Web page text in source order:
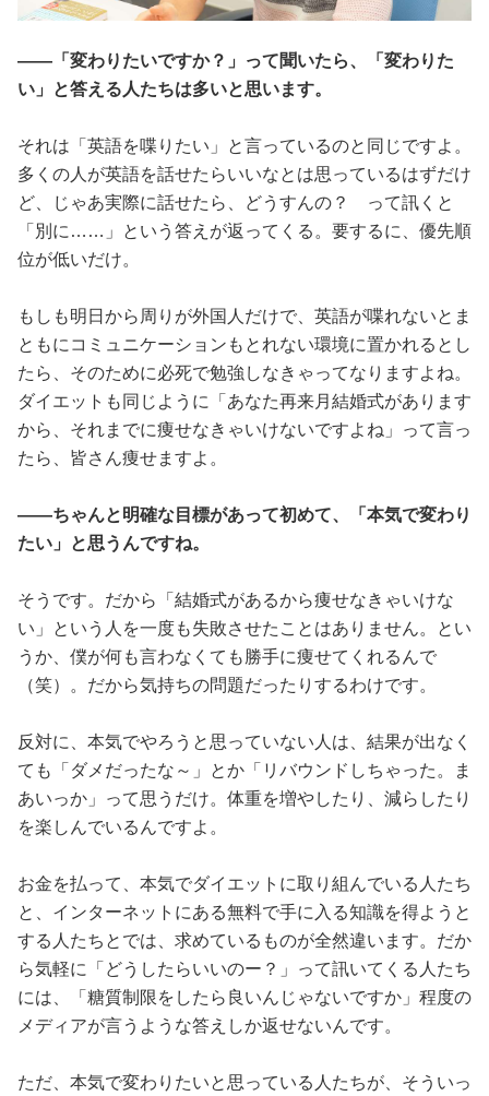
――「変わりたいですか？」って聞いたら、「変わりた
い」と答える人たちは多いと思います。
それは「英語を喋りたい」と言っているのと同じですよ。
多くの人が英語を話せたらいいなとは思っているはずだけ
ど、じゃあ実際に話せたら、どうすんの？ って訊くと
「別に……」という答えが返ってくる。要するに、優先順
位が低いだけ。
もしも明日から周りが外国人だけで、英語が喋れないとま
ともにコミュニケーションもとれない環境に置かれるとし
たら、そのために必死で勉強しなきゃってなりますよね。
ダイエットも同じように「あなた再来月結婚式があります
から、それまでに痩せなきゃいけないですよね」って言っ
たら、皆さん痩せますよ。
――ちゃんと明確な目標があって初めて、「本気で変わり
たい」と思うんですね。
そうです。だから「結婚式があるから痩せなきゃいけな
い」という人を一度も失敗させたことはありません。とい
うか、僕が何も言わなくても勝手に痩せてくれるんで
（笑）。だから気持ちの問題だったりするわけです。
反対に、本気でやろうと思っていない人は、結果が出なく
ても「ダメだったな～」とか「リバウンドしちゃった。ま
あいっか」って思うだけ。体重を増やしたり、減らしたり
を楽しんでいるんですよ。
お金を払って、本気でダイエットに取り組んでいる人たち
と、インターネットにある無料で手に入る知識を得ようと
する人たちとでは、求めているものが全然違います。だか
ら気軽に「どうしたらいいのー？」って訊いてくる人たち
には、「糖質制限をしたら良いんじゃないですか」程度の
メディアが言うような答えしか返せないんです。
ただ、本気で変わりたいと思っている人たちが、そういっ